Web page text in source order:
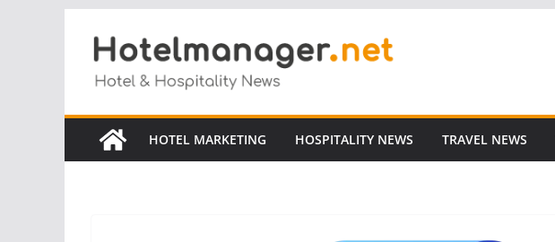
contenuto
HOTEL MARKETING HOSPITALITY NEWS TRAVEL NEWS